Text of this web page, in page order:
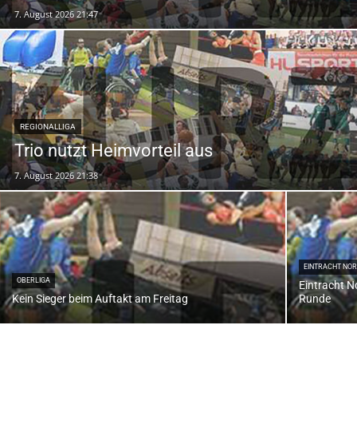
7. August 2026 21:47
REGIONALLIGA
Trio nutzt Heimvorteil aus
7. August 2026 21:38
OBERLIGA
Kein Sieger beim Auftakt am Freitag
EINTRACHT
Eintracht
Runde